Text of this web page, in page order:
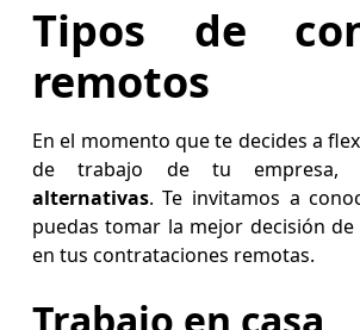
Tipos de
remotos
En el momento que te decides a
de trabajo de tu empresa,
alternativas. Te invitamos a
puedas tomar la mejor decisión
en tus contrataciones remotas.